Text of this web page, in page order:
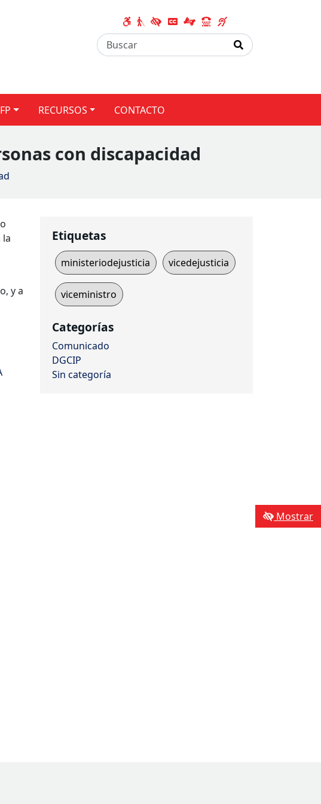
RECURSOS CONTACTO
Mostrar
con discapacidad
la
y a
Etiquetas
ministeriodejusticia vicedejusticia
viceministro
Categorías
Comunicado
DGCIP
Sin categoría